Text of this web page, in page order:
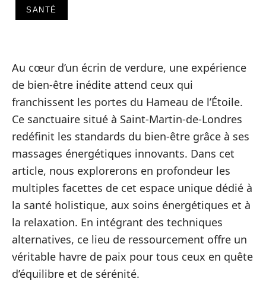
SANTÉ
Au cœur d’un écrin de verdure, une expérience
de bien-être inédite attend ceux qui
franchissent les portes du Hameau de l’Étoile.
Ce sanctuaire situé à Saint-Martin-de-Londres
redéfinit les standards du bien-être grâce à ses
massages énergétiques innovants. Dans cet
article, nous explorerons en profondeur les
multiples facettes de cet espace unique dédié à
la santé holistique, aux soins énergétiques et à
la relaxation. En intégrant des techniques
alternatives, ce lieu de ressourcement offre un
véritable havre de paix pour tous ceux en quête
d’équilibre et de sérénité.